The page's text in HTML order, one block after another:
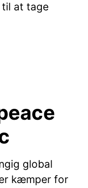
at tage
global
kæmper for